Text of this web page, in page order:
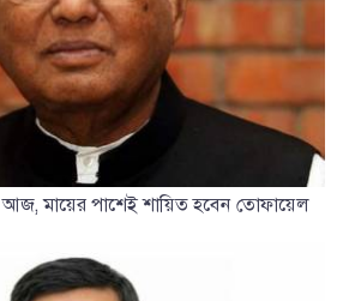
আজ, মায়ের পাশেই শায়িত হবেন তোফায়েল